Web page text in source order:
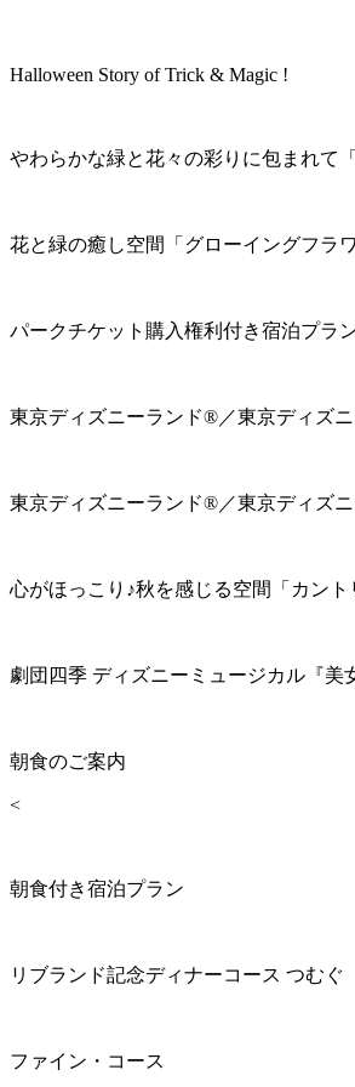
Halloween Story of Trick & Magic !
やわらかな緑と花々の彩りに包まれて
花と緑の癒し空間「グローイングフラ
パークチケット購入権利付き宿泊プラ
東京ディズニーランド®／東京ディズ
東京ディズニーランド®／東京ディズ
心がほっこり♪秋を感じる空間「カント
劇団四季 ディズニーミュージカル『
朝食のご案内
<
朝食付き宿泊プラン
リブランド記念ディナーコース つむぐ
ファイン・コース